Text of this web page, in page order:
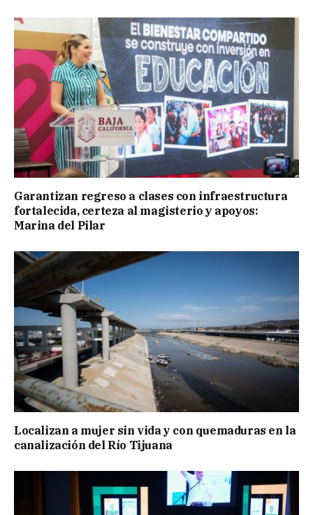
Garantizan regreso a clases con infraestructura
fortalecida, certeza al magisterio y apoyos:
Marina del Pilar
Localizan a mujer sin vida y con quemaduras en la
canalización del Río Tijuana